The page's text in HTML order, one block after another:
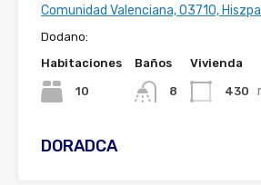
Comunidad Valenciana, 03710,
Dodano:
Habitaciones
10
Baños
8
Vivienda
430
DORADCA